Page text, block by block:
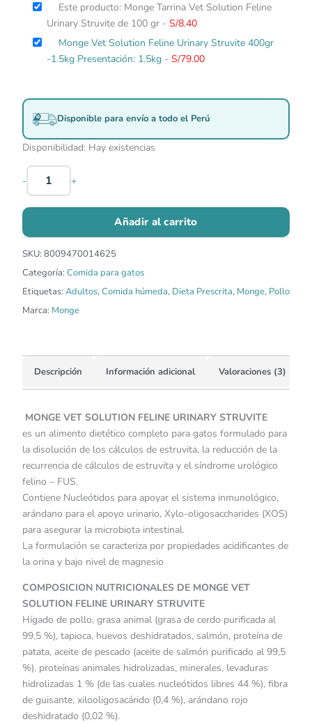
Este producto: Monge Tarrina Vet Solution Feline
Urinary Struvite de 100 gr - S/8.40
Monge Vet Solution Feline Urinary Struvite 400gr
-1.5kg Presentación: 1.5kg - S/79.00
Disponible para envío a todo el Perú
Disponibilidad: Hay existencias
- +
Añadir al carrito
SKU: 8009470014625
Categoría: Comida para gatos
Etiquetas: Adultos,Comida húmeda, Dieta Prescrita, Monge, Pollo
Marca: Monge
Descripción Información adicional Valoraciones (3)
MONGE VET SOLUTION FELINE URINARY STRUVITE
es un alimento dietético completo para gatos formulado para
la disolución de los cálculos de estruvita, la reducción de la
recurrencia de cálculos de estruvita y el síndrome urológico
felino – FUS.
Contiene Nucleótidos para apoyar el sistema inmunológico,
arándano para el apoyo urinario, Xylo-oligosaccharides (XOS)
para asegurar la microbiota intestinal.
La formulación se caracteriza por propiedades acidificantes de
la orina y bajo nivel de magnesio
COMPOSICION NUTRICIONALES DE MONGE VET
SOLUTION FELINE URINARY STRUVITE
Hígado de pollo, grasa animal (grasa de cerdo purificada al
99,5 %), tapioca, huevos deshidratados, salmón, proteína de
patata, aceite de pescado (aceite de salmón purificado al 99,5
%), proteínas animales hidrolizadas, minerales, levaduras
hidrolizadas 1 % (de las cuales nucleótidos libres 44 %), fibra
de guisante, xilooligosacárido (0,4 %), arándano rojo
deshidratado (0,02 %).